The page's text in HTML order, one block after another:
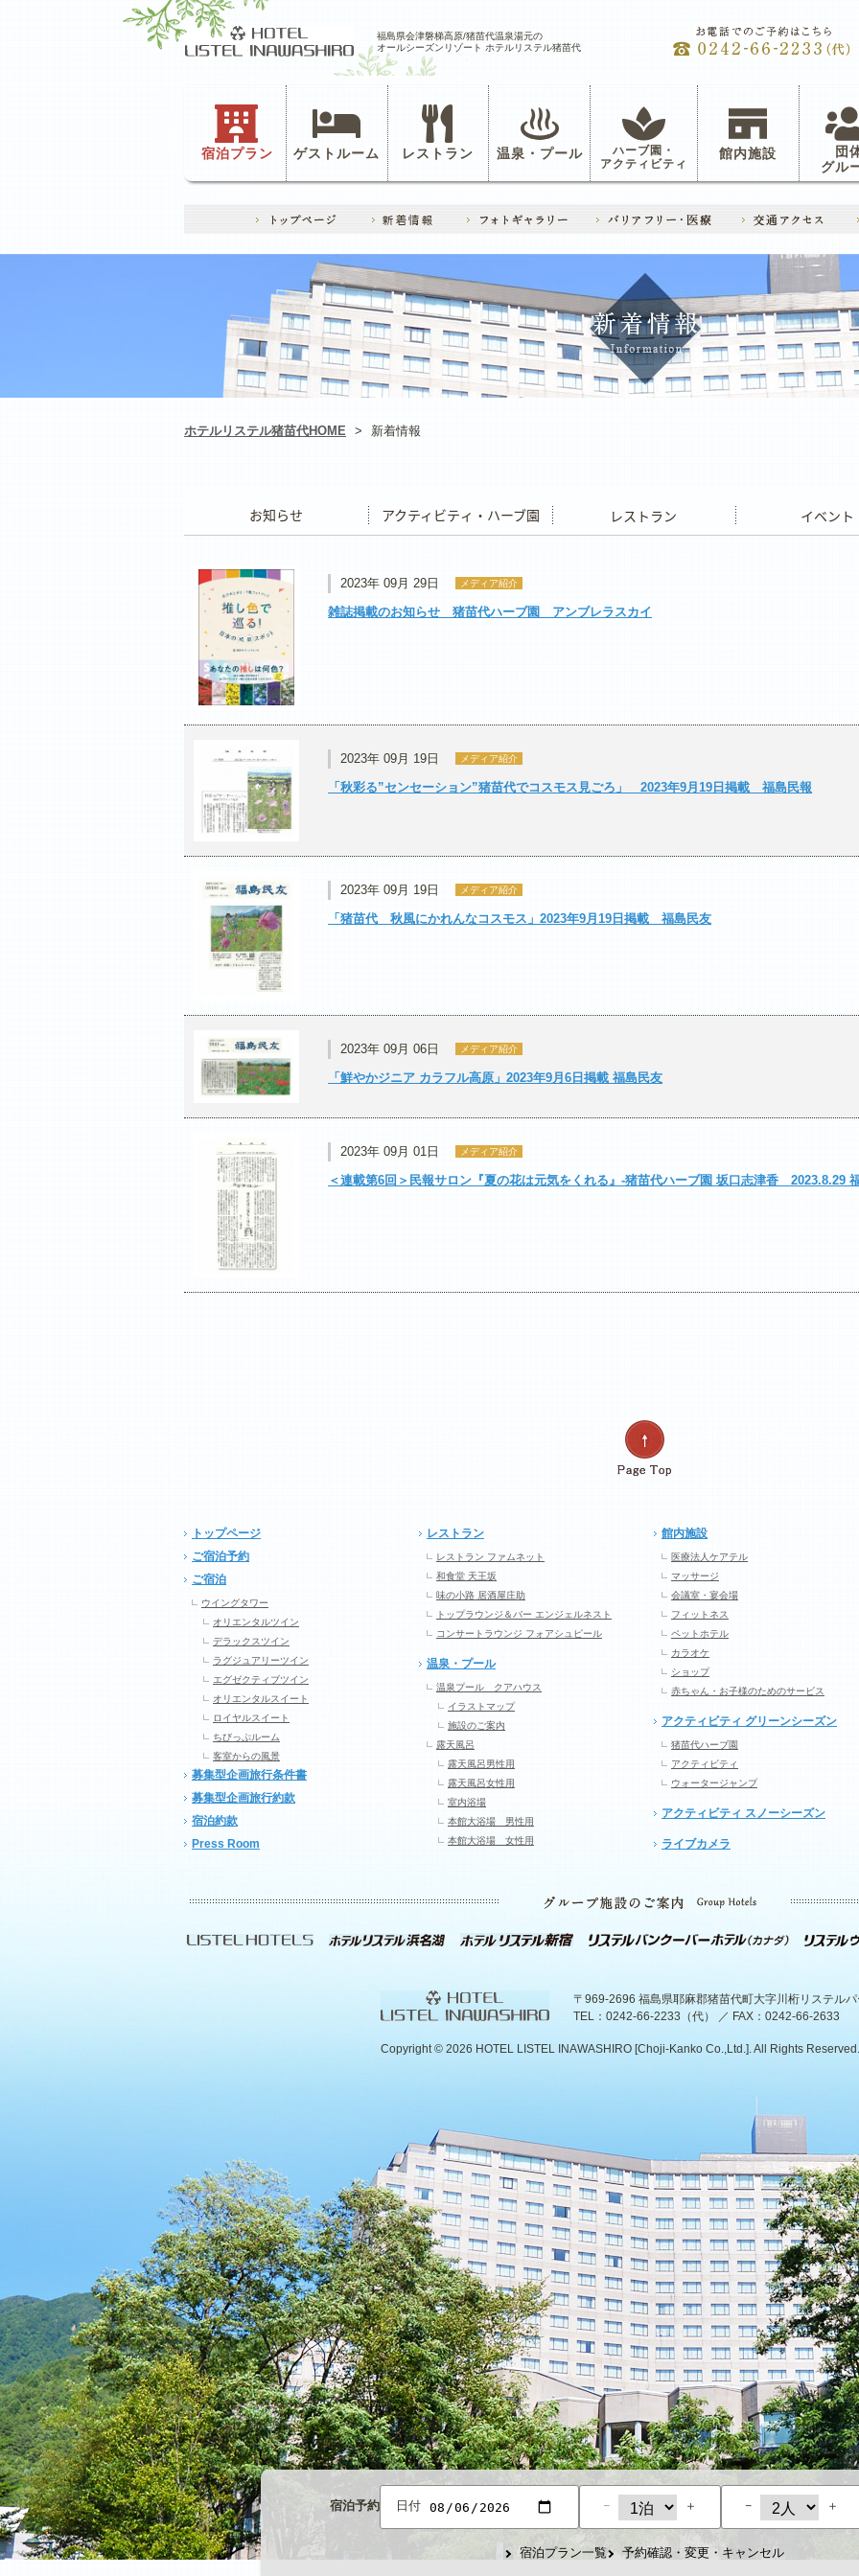
福島県会津磐梯高原/猪苗代温泉湯元の
オールシーズンリゾート ホテルリステル猪苗代
宿泊プラン ゲストルーム レストラン 温泉・プール ハーブ園・
アクティビティ
館内施設
団
グル
ホテルリステル猪苗代HOME > 新着情報
2023年 09月 29日 メディア紹介
雑誌掲載のお知らせ 猪苗代ハーブ園 アンブレラスカイ
2023年 09月 19日 メディア紹介
「秋彩る”センセーション”猪苗代でコスモス見ごろ」 2023年9月19日掲載 福島民報
2023年 09月 19日 メディア紹介
「猪苗代 秋風にかれんなコスモス」2023年9月19日掲載 福島民友
2023年 09月 06日 メディア紹介
「鮮やかジニア カラフル高原」2023年9月6日掲載 福島民友
2023年 09月 01日 メディア紹介
＜連載第6回＞民報サロン『夏の花は元気をくれる』‐猪苗代ハーブ園 坂口志津香 2023.8.29
宿泊予約 日付 − ＋ − ＋
宿泊プラン一覧 予約確認・変更・キャンセル
トップページ
ご宿泊予約
ご宿泊
ウイングタワー
オリエンタルツイン
デラックスツイン
ラグジュアリーツイン
エグゼクティブツイン
オリエンタルスイート
ロイヤルスイート
ちびっぷルーム
客室からの風景
募集型企画旅行条件書
募集型企画旅行約款
宿泊約款
Press Room
レストラン
レストラン ファムネット
和食堂 天王坂
味の小路 居酒屋庄助
トップラウンジ＆バー エンジェルネスト
コンサートラウンジ フォアシュピール
温泉・プール
温泉プール クアハウス
イラストマップ
施設のご案内
露天風呂
露天風呂男性用
露天風呂女性用
室内浴場
本館大浴場 男性用
本館大浴場 女性用
館内施設
医療法人ケアテル
マッサージ
会議室・宴会場
フィットネス
ペットホテル
カラオケ
ショップ
赤ちゃん・お子様のためのサービス
アクティビティ グリーンシーズン
猪苗代ハーブ園
アクティビティ
ウォータージャンプ
アクティビティ スノーシーズン
ライブカメラ
〒969-2696 福島県耶麻郡猪苗代町大字川桁リステル
TEL：0242-66-2233（代） ／ FAX：0242-66-2633
Copyright © 2026 HOTEL LISTEL INAWASHIRO [Choji-Kanko Co.,Ltd.]. All Rights Reserved.